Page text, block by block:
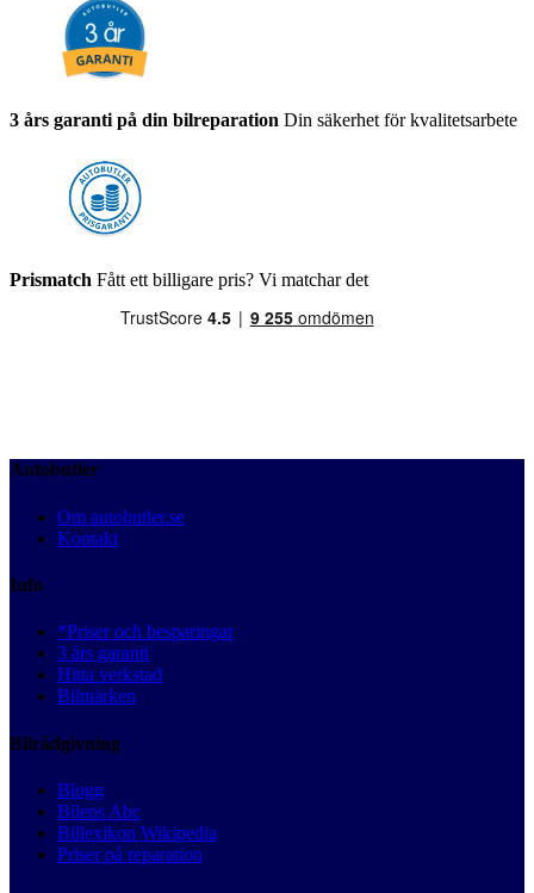
3 års garanti på din bilreparation Din säkerhet för kvalitetsarbete
Prismatch Fått ett billigare pris? Vi matchar det
Autobutler
Om autobutler.se
Kontakt
Info
*Priser och besparingar
3 års garanti
Hitta verkstad
Bilmärken
Bilrådgivning
Blogg
Bilens Abc
Billexikon Wikipedia
Priser på reparation